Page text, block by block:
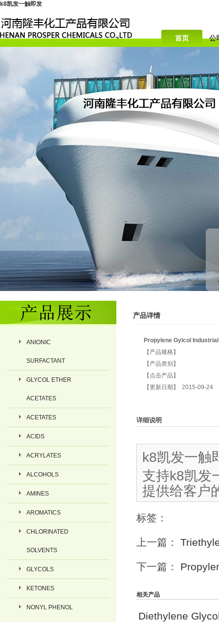
k8凯发一触即发
首页 公
ANIONIC
SURFACTANT
GLYCOL ETHER
ACETATES
ACETATES
ACIDS
ACRYLATES
ALCOHOLS
AMINES
AROMATICS
CHLORINATED
SOLVENTS
GLYCOLS
KETONES
NONYL PHENOL
产品详情
Propylene Gylcol Industrial
【产品规格】
【产品类别】
【点击产品】
【更新日期】 2015-09-24
详细说明
k8凯发一触
支持
提供给客户
标签：
上一篇：
下一篇：
相关产品
Diethylene